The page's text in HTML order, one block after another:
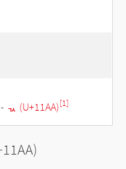
- ᆪ (U+11AA)[1]